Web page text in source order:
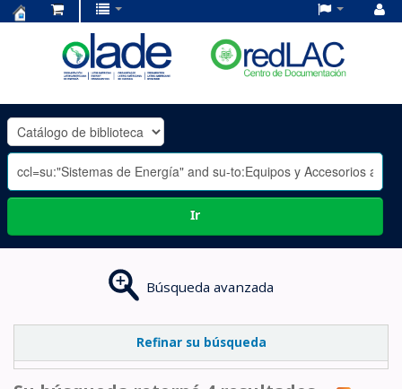
OLADE
-
Ir
Búsqueda avanzada
Refinar su búsqueda